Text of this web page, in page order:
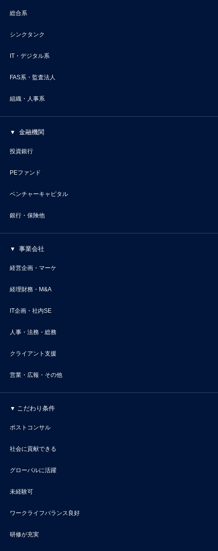
総合系
シンクタンク
IT・デジタル系
FAS系・監査法人
組織・人事系
金融機関
投資銀行
PEファンド
ベンチャーキャピタル
銀行・保険他
事業会社
経営企画・マーケ
経理財務・M&A
IT企画・社内SE
人事・法務・総務
クライアント支援
営業・広報・その他
こだわり条件
ポストコンサル
社会に貢献できる
グローバルに活躍
未経験可
ワークライフバランス良好
研修が充実